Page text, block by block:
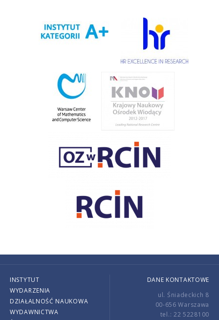
INSTYTUT
WYDARZENIA
DZIAŁALNOŚĆ NAUKOWA
WYDAWNICTWA
DANE KONTAKTOWE
ul. Śniadeckich 8
00-656 Warszawa
tel.: 22 5228100